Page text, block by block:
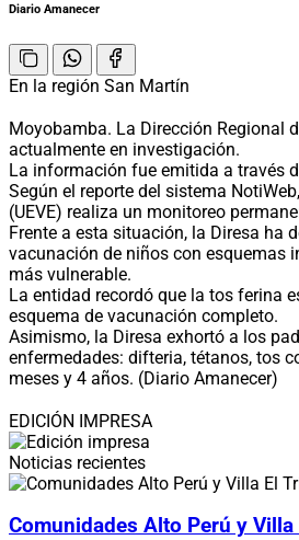
Diario Amanecer
En la región San Martín
Moyobamba. La Dirección Regional
actualmente en investigación.
La información fue emitida a través
Según el reporte del sistema
(UEVE) realiza un monitoreo
Frente a esta situación, la Diresa ha
vacunación de niños con esquemas
más vulnerable.
La entidad recordó que la tos ferina
esquema de vacunación completo.
Asimismo, la Diresa exhortó a los
enfermedades: difteria, tétanos, tos
meses y 4 años. (Diario Amanecer)
EDICIÓN IMPRESA
Noticias recientes
Comunidades Alto Perú y